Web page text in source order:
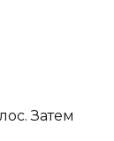
Затем